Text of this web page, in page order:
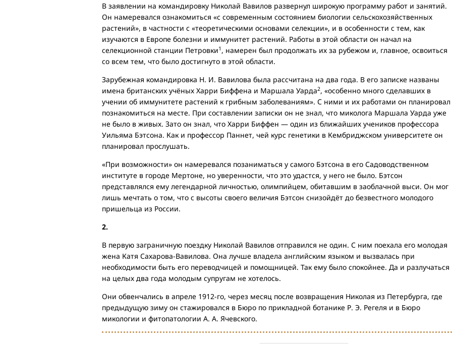
В заявлении на командировку Николай Вавилов развернул широкую программу работ и занятий.
Он намеревался ознакомиться «с современным состоянием биологии сельскохозяйственных
растений», в частности с «теоретическими основами селекции», и в особенности с тем, как
изучаются в Европе болезни и иммунитет растений. Работы в этой области он начал на
селекционной станции Петровки1 , намерен был продолжать их за рубежом и, главное, освоиться
со всем тем, что было достигнуто в этой области.
Зарубежная командировка Н. И. Вавилова была рассчитана на два года. В его записке названы
имена британских учёных Харри Биффена и Маршала Уарда2, «особенно много сделавших в
учении об иммунитете растений к грибным заболеваниям». С ними и их работами он планировал
познакомиться на месте. При составлении записки он не знал, что миколога Маршала Уарда уже
не было в живых. Зато он знал, что Харри Биффен — один из ближайших учеников профессора
Уильяма Бэтсона. Как и профессор Паннет, чей курс генетики в Кембриджском университете он
планировал прослушать.
«При возможности» он намеревался позаниматься у самого Бэтсона в его Садоводственном
институте в городе Мертоне, но уверенности, что это удастся, у него не было. Бэтсон
представлялся ему легендарной личностью, олимпийцем, обитавшим в заоблачной выси. Он мог
лишь мечтать о том, что с высоты своего величия Бэтсон снизойдёт до безвестного молодого
пришельца из России.
2.
В первую заграничную поездку Николай Вавилов отправился не один. С ним поехала его молодая
жена Катя Сахарова-Вавилова. Она лучше владела английским языком и вызвалась при
необходимости быть его переводчицей и помощницей. Так ему было спокойнее. Да и разлучаться
на целых два года молодым супругам не хотелось.
Они обвенчались в апреле 1912-го, через месяц после возвращения Николая из Петербурга, где
предыдущую зиму он стажировался в Бюро по прикладной ботанике Р. Э. Регеля и в Бюро
микологии и фитопатологии А. А. Ячевского.